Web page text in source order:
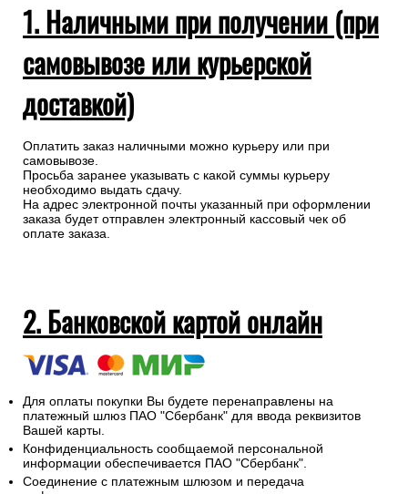
1. Наличными при получении (при
самовывозе или курьерской
доставкой)
Оплатить заказ наличными можно курьеру или при
самовывозе.
Просьба заранее указывать с какой суммы курьеру
необходимо выдать сдачу.
На адрес электронной почты указанный при оформлении
заказа будет отправлен электронный кассовый чек об
оплате заказа.
2. Банковской картой онлайн
Для оплаты покупки Вы будете перенаправлены на
платежный шлюз ПАО "Сбербанк" для ввода реквизитов
Вашей карты.
Конфиденциальность сообщаемой персональной
информации обеспечивается ПАО "Сбербанк".
Соединение с платежным шлюзом и передача